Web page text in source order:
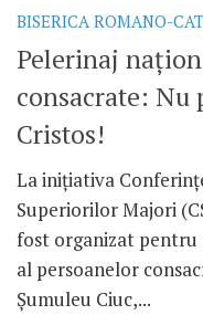
BISERICA ROMANO-
Pelerinaj
consacrate: Nu
Cristos!
La inițiativa
Superiorilor Majori
fost organizat
al persoanelor
Șumuleu Ciuc,...